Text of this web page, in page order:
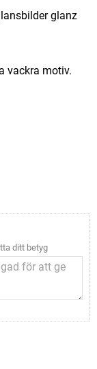
glanz
vackra motiv.
ditt betyg